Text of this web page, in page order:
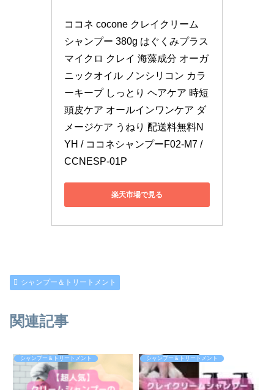
ココネ cocone クレイクリーム
シャンプー 380g はぐくみプラス
マイクロ クレイ 海藻成分 オーガ
ニックオイル ノンシリコン カラ
ーキープ しっとり ヘアケア 時短
頭皮ケア オールインワンケア ダ
メージケア うねり 配送料無料N
YH / ココネシャンプーF02-M7 /
CCNESP-01P
楽天市場で見る
シャンプー＆トリートメント
関連記事
シャンプー＆トリートメント シャンプー＆トリートメント